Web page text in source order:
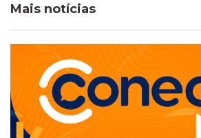
Mais notícias